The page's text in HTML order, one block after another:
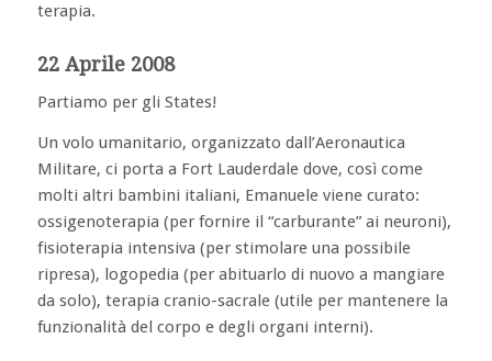
terapia.
22 Aprile 2008
Partiamo per gli States!
Un volo umanitario, organizzato dall’Aeronautica
Militare, ci porta a Fort Lauderdale dove, così come
molti altri bambini italiani, Emanuele viene curato:
ossigenoterapia (per fornire il “carburante” ai neuroni),
fisioterapia intensiva (per stimolare una possibile
ripresa), logopedia (per abituarlo di nuovo a mangiare
da solo), terapia cranio-sacrale (utile per mantenere la
funzionalità del corpo e degli organi interni).